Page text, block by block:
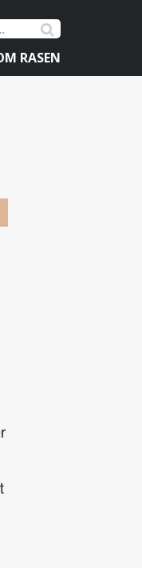
RASEN